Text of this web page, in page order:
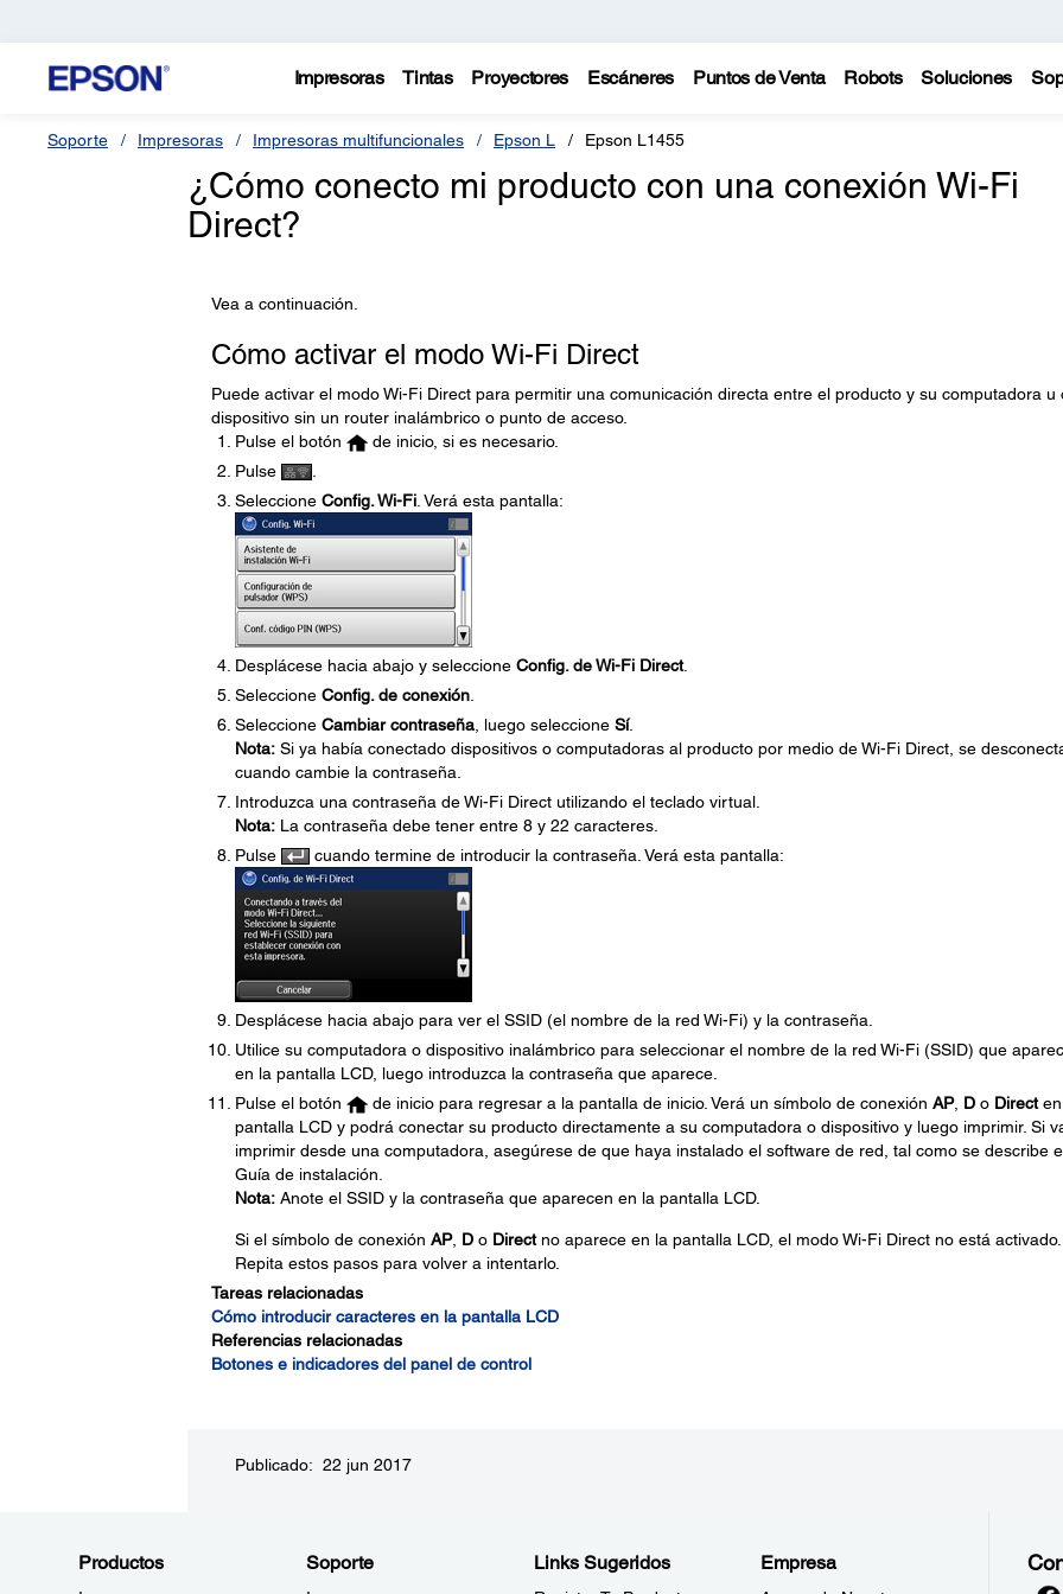
Impresoras Tintas Proyectores Escáneres Puntos de Venta Robots Soluciones
Soporte Impresoras Impresoras multifuncionales Epson L Epson L1455
¿Cómo conecto mi producto con una conexión Wi-Fi
Direct?
Vea a continuación.
Cómo activar el modo Wi-Fi Direct
Puede activar el modo Wi-Fi Direct para permitir una comunicación directa entre el producto y su computadora u
dispositivo sin un router inalámbrico o punto de acceso.
Pulse el botón
de inicio, si es necesario.
Pulse
Seleccione Config. Wi-Fi. Verá esta pantalla:
Desplácese hacia abajo y seleccione Config. de Wi-Fi Direct.
Seleccione Config. de conexión.
Seleccione Cambiar contraseña, luego seleccione Sí.
Nota:Si ya había conectado dispositivos o computadoras al producto por medio de Wi-Fi Direct, se
cuando cambie la contraseña.
Introduzca una contraseña de Wi-Fi Direct utilizando el teclado virtual.
Nota:La contraseña debe tener entre 8 y 22 caracteres.
Pulse
cuando termine de introducir la contraseña. Verá esta pantalla:
Desplácese hacia abajo para ver el SSID (el nombre de la red Wi-Fi) y la contraseña.
Utilice su computadora o dispositivo inalámbrico para seleccionar el nombre de la red Wi-Fi (SSID) que
en la pantalla LCD, luego introduzca la contraseña que aparece.
Pulse el botón
de inicio para regresar a la pantalla de inicio. Verá un símbolo de conexión AP, Do Directen
pantalla LCD y podrá conectar su producto directamente a su computadora o dispositivo y luego imprimir. Si
imprimir desde una computadora, asegúrese de que haya instalado el software de red, tal como se describe
Guía de instalación.
Nota:Anote el SSID y la contraseña que aparecen en la pantalla LCD.
Si el símbolo de conexión AP, Do Directno aparece en la pantalla LCD, el modo Wi-Fi Direct no está activado.
Repita estos pasos para volver a intentarlo.
Tareas relacionadas
Cómo introducir caracteres en la pantalla LCD
Referencias relacionadas
Botones e indicadores del panel de control
Publicado: 22 jun 2017
Productos Soporte Links Sugeridos Empresa